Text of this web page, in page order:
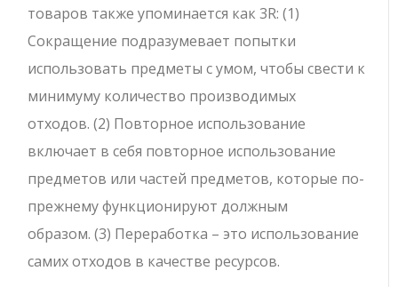
товаров также упоминается как 3R: (1)
Сокращение подразумевает попытки
использовать предметы с умом, чтобы свести к
минимуму количество производимых
отходов. (2) Повторное использование
включает в себя повторное использование
предметов или частей предметов, которые по-
прежнему функционируют должным
образом. (3) Переработка – это использование
самих отходов в качестве ресурсов.